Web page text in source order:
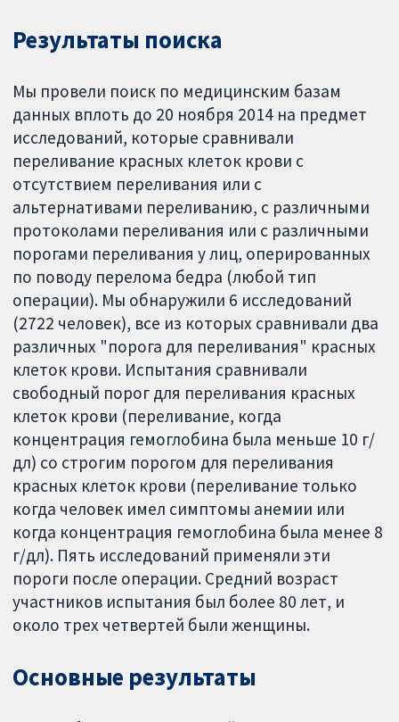
Результаты поиска
Мы провели поиск по медицинским базам
данных вплоть до 20 ноября 2014 на предмет
исследований, которые сравнивали
переливание красных клеток крови с
отсутствием переливания или с
альтернативами переливанию, с различными
протоколами переливания или с различными
порогами переливания у лиц, оперированных
по поводу перелома бедра (любой тип
операции). Мы обнаружили 6 исследований
(2722 человек), все из которых сравнивали два
различных "порога для переливания" красных
клеток крови. Испытания сравнивали
свободный порог для переливания красных
клеток крови (переливание, когда
концентрация гемоглобина была меньше 10 г/
дл) со строгим порогом для переливания
красных клеток крови (переливание только
когда человек имел симптомы анемии или
когда концентрация гемоглобина была менее 8
г/дл). Пять исследований применяли эти
пороги после операции. Средний возраст
участников испытания был более 80 лет, и
около трех четвертей были женщины.
Основные результаты